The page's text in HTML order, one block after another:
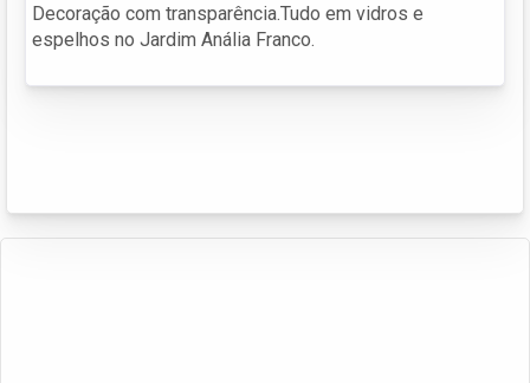
Decoração com transparência.Tudo em vidros e
espelhos no Jardim Anália Franco.